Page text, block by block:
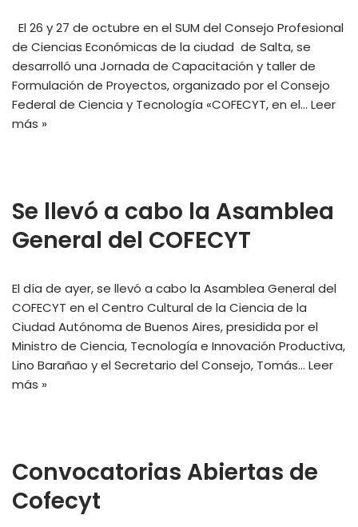
El 26 y 27 de octubre en el SUM del Consejo Profesional
de Ciencias Económicas de la ciudad de Salta, se
desarrolló una Jornada de Capacitación y taller de
Formulación de Proyectos, organizado por el Consejo
Federal de Ciencia y Tecnología «COFECYT, en el… Leer
más »
Se llevó a cabo la Asamblea
General del COFECYT
El día de ayer, se llevó a cabo la Asamblea General del
COFECYT en el Centro Cultural de la Ciencia de la
Ciudad Autónoma de Buenos Aires, presidida por el
Ministro de Ciencia, Tecnología e Innovación Productiva,
Lino Barañao y el Secretario del Consejo, Tomás… Leer
más »
Convocatorias Abiertas de
Cofecyt